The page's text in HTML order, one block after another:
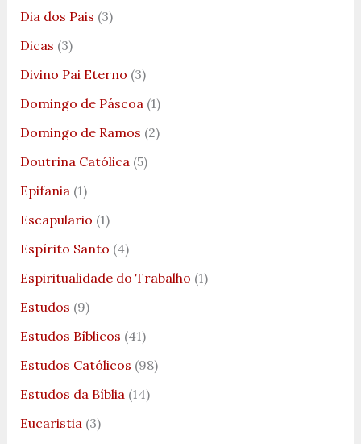
Dia dos Pais (3)
Dicas (3)
Divino Pai Eterno (3)
Domingo de Páscoa (1)
Domingo de Ramos (2)
Doutrina Católica (5)
Epifania (1)
Escapulario (1)
Espírito Santo (4)
Espiritualidade do Trabalho (1)
Estudos (9)
Estudos Bíblicos (41)
Estudos Católicos (98)
Estudos da Bíblia (14)
Eucaristia (3)